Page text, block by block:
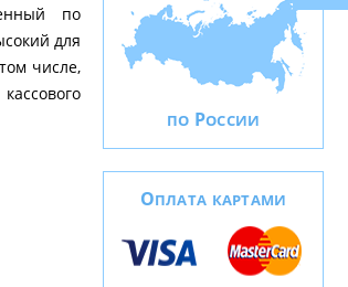
по
для
числе,
ПО РОССИИ
ОПЛАТА КАРТАМИ